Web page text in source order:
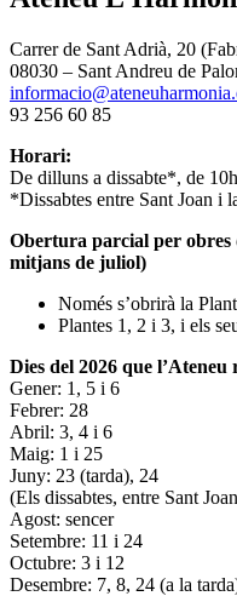
Carrer de Sant Adrià, 20
08030 – Sant Andreu de
93 256 60 85
Horari:
De dilluns a dissabte*, de
*Dissabtes entre Sant Joan i
Obertura parcial per obres
mitjans de juliol)
Només s’obrirà la
Plantes 1, 2 i 3, i els
Dies del 2026 que
Gener: 1, 5 i 6
Febrer: 28
Abril: 3, 4 i 6
Maig: 1 i 25
Juny: 23 (tarda), 24
(Els dissabtes, entre Sant
Agost: sencer
Setembre: 11 i 24
Octubre: 3 i 12
Desembre: 7, 8, 24 (a la